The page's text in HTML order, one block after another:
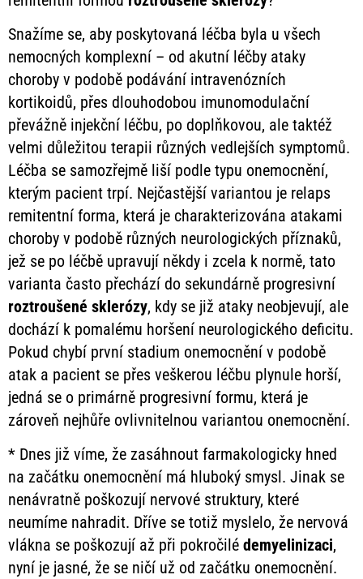
Snažíme se, aby poskytovaná léčba byla u všech
nemocných komplexní – od akutní léčby ataky
choroby v podobě podávání intravenózních
kortikoidů, přes dlouhodobou imunomodulační
převážně injekční léčbu, po doplňkovou, ale taktéž
velmi důležitou terapii různých vedlejších symptomů.
Léčba se samozřejmě liší podle typu onemocnění,
kterým pacient trpí. Nejčastější variantou je relaps
remitentní forma, která je charakterizována atakami
choroby v podobě různých neurologických příznaků,
jež se po léčbě upravují někdy i zcela k normě, tato
varianta často přechází do sekundárně progresivní
roztroušené sklerózy, kdy se již ataky neobjevují, ale
dochází k pomalému horšení neurologického deficitu.
Pokud chybí první stadium onemocnění v podobě
atak a pacient se přes veškerou léčbu plynule horší,
jedná se o primárně progresivní formu, která je
zároveň nejhůře ovlivnitelnou variantou onemocnění.
* Dnes již víme, že zasáhnout farmakologicky hned
na začátku onemocnění má hluboký smysl. Jinak se
nenávratně poškozují nervové struktury, které
neumíme nahradit. Dříve se totiž myslelo, že nervová
vlákna se poškozují až při pokročilé demyelinizaci,
nyní je jasné, že se ničí už od začátku onemocnění.